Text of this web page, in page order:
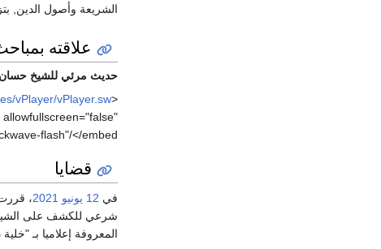
الشريعة وأصول الدين,
علاقته
حديث مرئي للشيخ حسان
<embed width="320" height="240" quality="high" bgcolor="#000000" name="main" id="main" >
vPlayer/vPlayer.sw
flash"/</embed>
قضايا
في 12 يونيو 2021،
المعروفة إعلاميا بـ